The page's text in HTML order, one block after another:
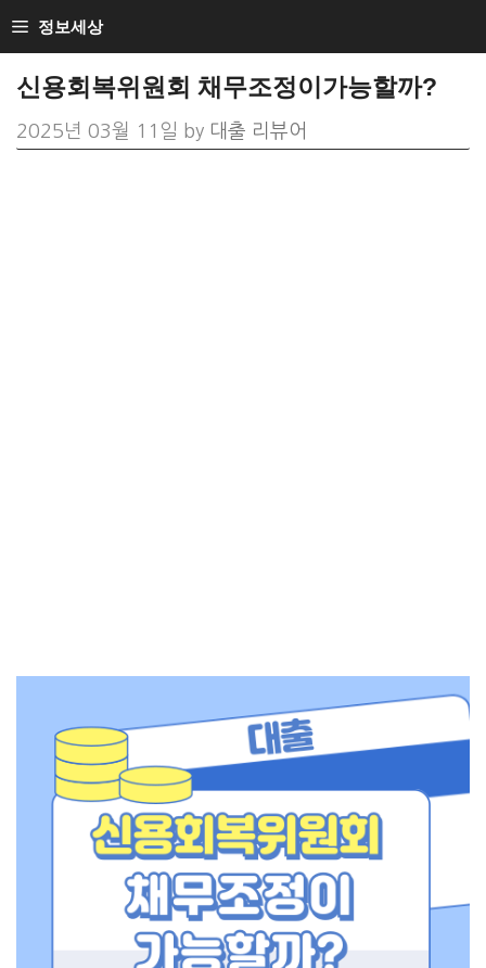
Skip
to
content
정보세상
신용회복위원회 채무조정이가능할까?
2025년 03월 11일 by 대출 리뷰어